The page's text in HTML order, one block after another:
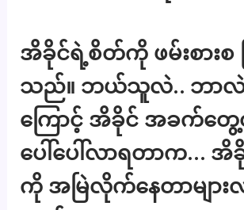
အိခိုင်ရဲ့စိတ်ကို ဖမ်းစားစ
သည်။ ဘယ်သူလဲ.. ဘာ
ကြောင့် အိခိုင် အခက်တွ
ပေါ်ပေါ်လာရတာက… အိ
ကို အမြဲလိုက်နေတာများ